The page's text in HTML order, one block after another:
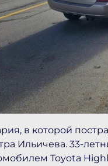
в которой
Ильичева. 33-
Toyota